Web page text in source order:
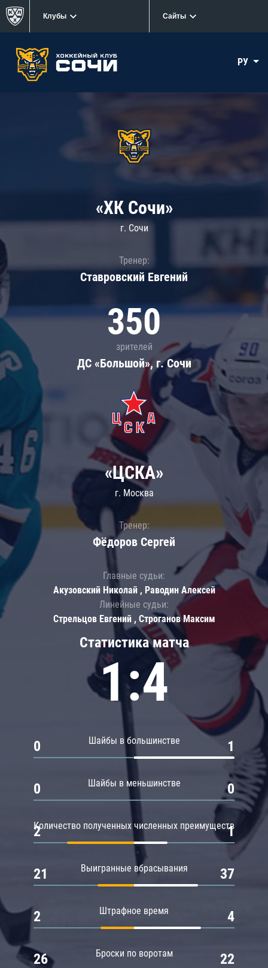
Клубы Сайты
РУ
«ХК Сочи»
г. Сочи
Тренер:
Ставровский Евгений
350
зрителей
ДС «Большой», г. Сочи
Статистика матча
1:4
Шайбы в большинстве
0 1
Шайбы в меньшинстве
0 0
Количество полученных численных преимуществ
2 1
Выигранные вбрасывания
21 37
Штрафное время
2 4
Броски по воротам
26 22
«ЦСКА»
г. Москва
Тренер:
Фёдоров Сергей
Главные судьи:
Акузовский Николай , Раводин Алексей
Линейные судьи:
Стрельцов Евгений , Строганов Максим